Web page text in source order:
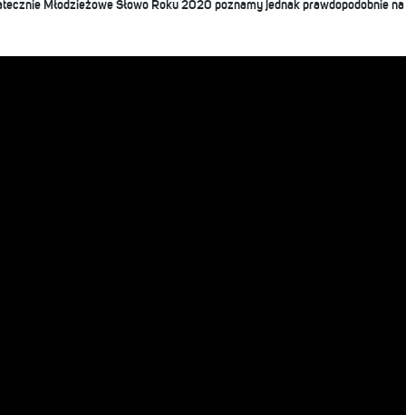
Młodzieżowe Słowo Roku 2020 poznamy jednak prawdopodobnie